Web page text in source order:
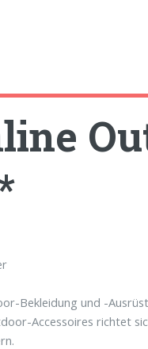
Bekleidung und -
Accessoires richtet